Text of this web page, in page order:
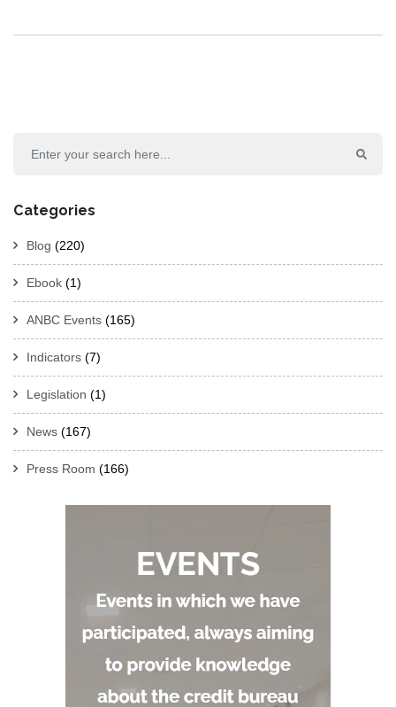
Categories
Blog (220)
Ebook (1)
ANBC Events (165)
Indicators (7)
Legislation (1)
News (167)
Press Room (166)